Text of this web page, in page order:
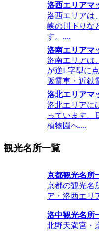
洛西エリアマ
洛西エリアは
峡の川下りな
す。....
洛南エリアマ
洛南エリアは
が逆L字型に
阪電車・近鉄
洛北エリアマ
洛北エリアに
っています。
植物園へ....
観光名所一覧
京都観光名所
京都の観光名
ア・洛西エリ
洛中観光名所
北野天満宮・